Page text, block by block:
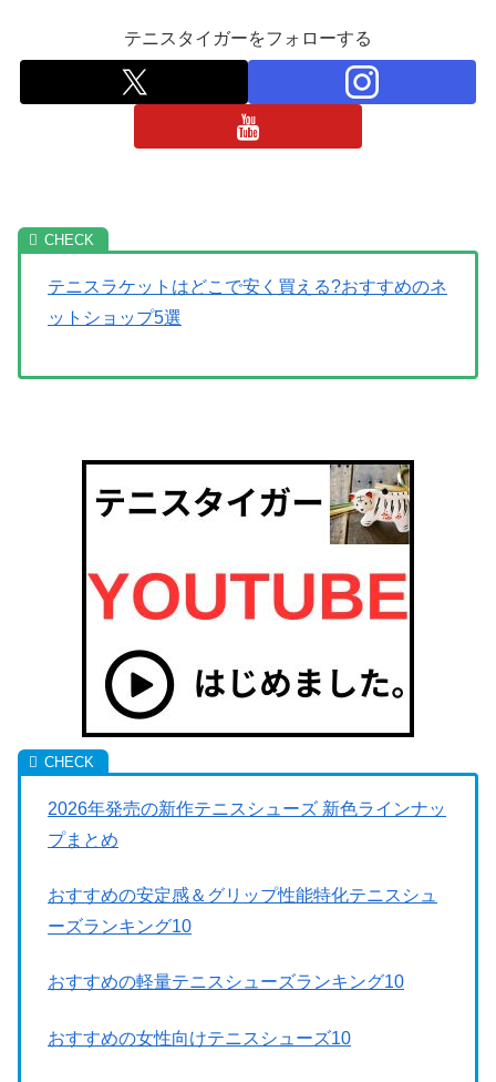
テニスタイガーをフォローする
テニスラケットはどこで安く買える?おすすめのネ
ットショップ5選
2026年発売の新作テニスシューズ 新色ラインナッ
プまとめ
おすすめの安定感＆グリップ性能特化テニスシュ
ーズランキング10
おすすめの軽量テニスシューズランキング10
おすすめの女性向けテニスシューズ10